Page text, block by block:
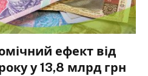
ефект від
року у 13,8 млрд грн